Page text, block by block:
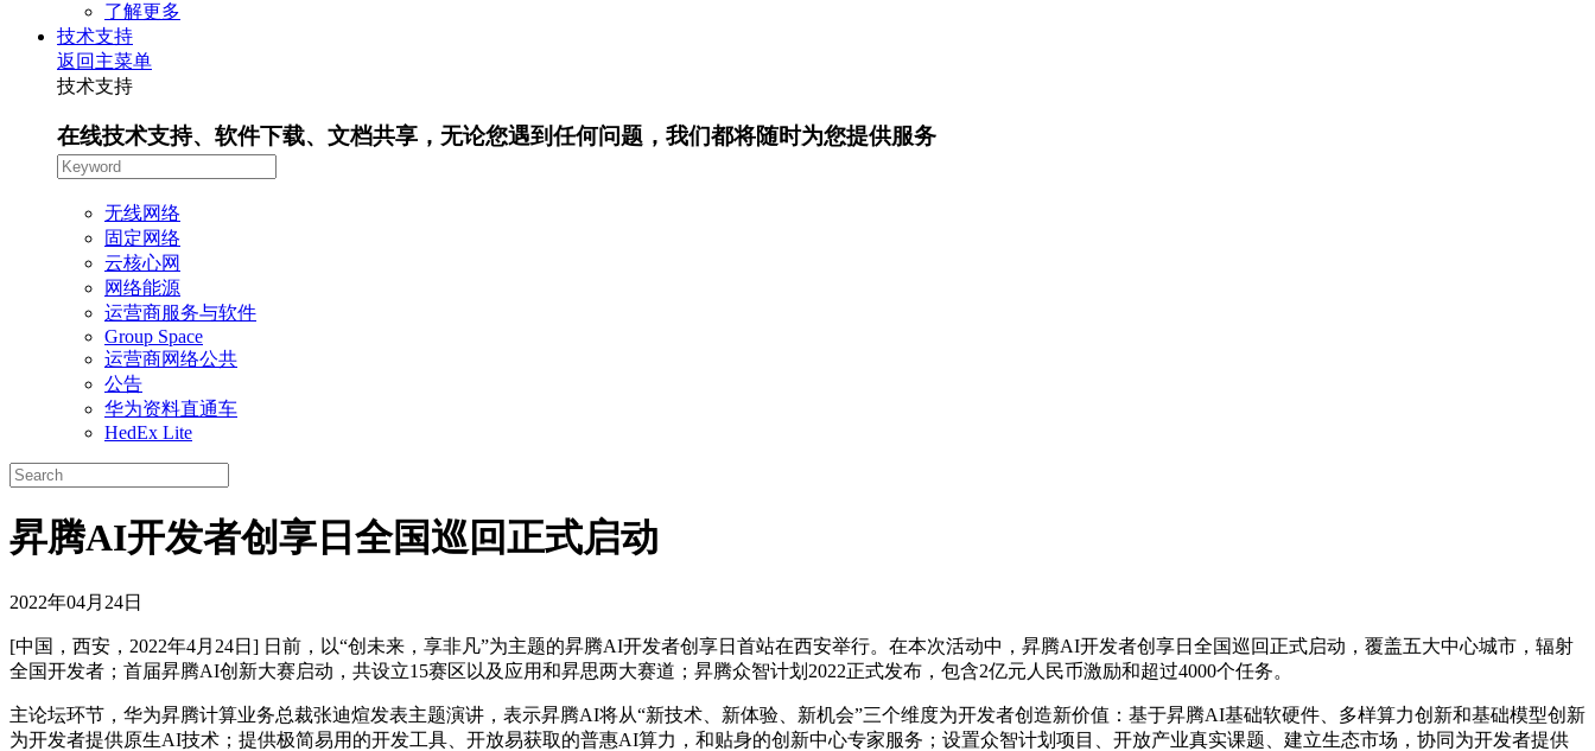
了解更多
技术支持
返回主菜单
技术支持
在线技术支持、软件下载、文档共享，无论您遇到任何问题，我们都将随时为您提供服务
无线网络
固定网络
云核心网
网络能源
运营商服务与软件
Group Space
运营商网络公共
公告
华为资料直通车
HedEx Lite
昇腾AI开发者创享日全国巡回正式启动
2022年04月24日
[中国，西安，2022年4月24日] 日前，以“创未来，享非凡”为主题的昇腾AI开发者创享日首站在西安举行。在本次活动中，昇腾AI开发者创享日全国巡回正式启动，覆盖五大中心城市，辐射
全国开发者；首届昇腾AI创新大赛启动，共设立15赛区以及应用和昇思两大赛道；昇腾众智计划2022正式发布，包含2亿元人民币激励和超过4000个任务。
主论坛环节，华为昇腾计算业务总裁张迪煊发表主题演讲，表示昇腾AI将从“新技术、新体验、新机会”三个维度为开发者创造新价值：基于昇腾AI基础软硬件、多样算力创新和基础模型创新
为开发者提供原生AI技术；提供极简易用的开发工具、开放易获取的普惠AI算力，和贴身的创新中心专家服务；设置众智计划项目、开放产业真实课题、建立生态市场，协同为开发者提供